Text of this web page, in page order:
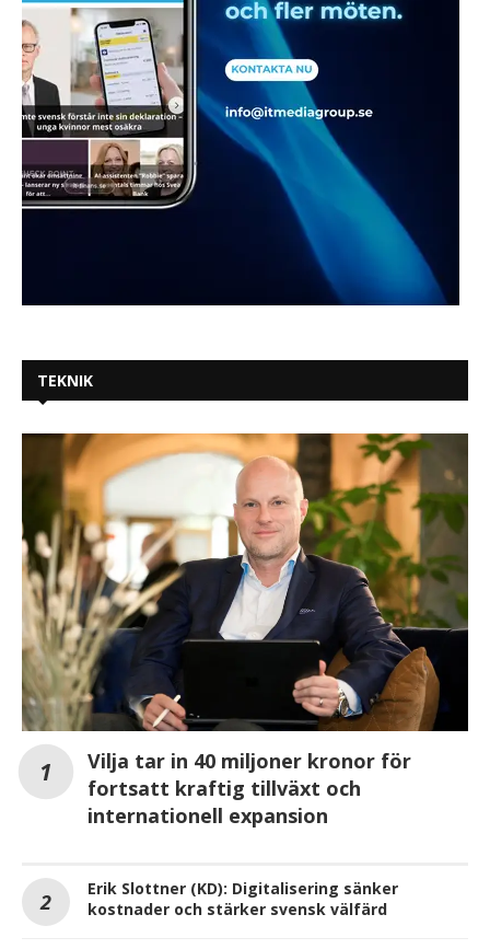
TEKNIK
Vilja tar in 40 miljoner kronor för
fortsatt kraftig tillväxt och
internationell expansion
Erik Slottner (KD): Digitalisering sänker
kostnader och stärker svensk välfärd